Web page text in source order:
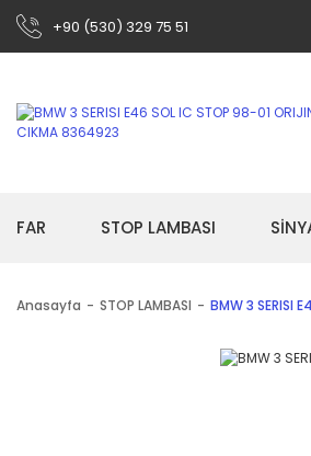
+90 (530) 329 75 51
FAR STOP LAMBASI
Anasayfa STOP LAMBASI BMW 3 SERISI